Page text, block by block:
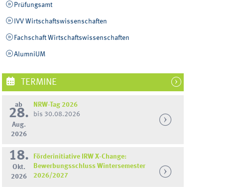
Prüfungsamt
IVV Wirtschaftswissenschaften
Fachschaft Wirtschaftswissenschaften
AlumniUM
TERMINE
ab
28.
Aug.
2026
NRW-Tag 2026
bis 30.08.2026
18.
Okt.
2026
Förderinitiative IRW X-Change:
Bewerbungsschluss Wintersemester
2026/2027